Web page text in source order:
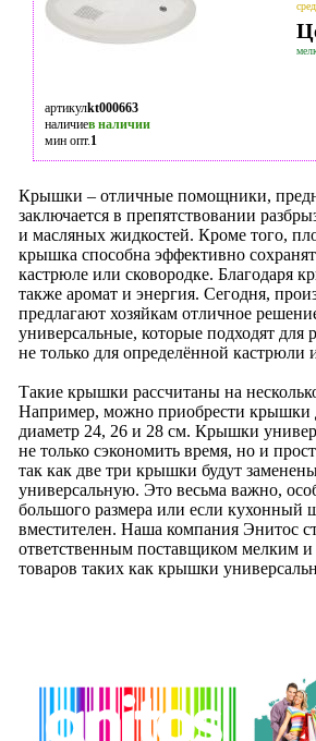
артикулkt000663
наличиев наличии
мин опт.1
Крышки – отличные помощники,
заключается в препятствовании
и масляных жидкостей. Кроме того,
крышка способна эффективно
кастрюле или сковородке. Благодаря
также аромат и энергия. Сегодня,
предлагают хозяйкам отличное
универсальные, которые подходят для
не только для определённой кастрюли
Такие крышки рассчитаны на
Например, можно приобрести крышки
диаметр 24, 26 и 28 см. Крышки
не только сэкономить время, но и
так как две три крышки будут
универсальную. Это весьма важно,
большого размера или если кухонный
вместителен. Наша компания Энитос
ответственным поставщиком мелким
товаров таких как крышки